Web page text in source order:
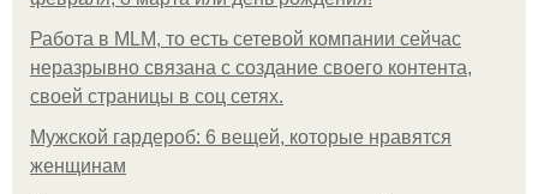
Работа в MLM, то есть сетевой компании сейчас
неразрывно связана с создание своего контента,
своей страницы в соц сетях.
Мужской гардероб: 6 вещей, которые нравятся
женщинам